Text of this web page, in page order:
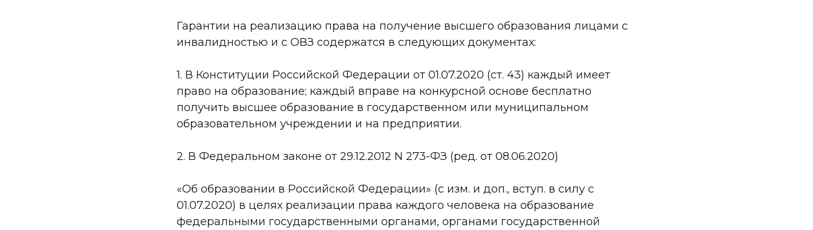
Гарантии на реализацию права на получение высшего образования лицами с
инвалидностью и с ОВЗ содержатся в следующих документах:
1. В Конституции Российской Федерации от 01.07.2020 (ст. 43) каждый имеет
право на образование; каждый вправе на конкурсной основе бесплатно
получить высшее образование в государственном или муниципальном
образовательном учреждении и на предприятии.
2. В Федеральном законе от 29.12.2012 N 273-ФЗ (ред. от 08.06.2020)
«Об образовании в Российской Федерации» (с изм. и доп., вступ. в силу с
01.07.2020) в целях реализации права каждого человека на образование
федеральными государственными органами, органами государственной